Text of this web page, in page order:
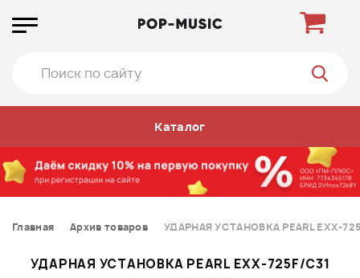
Каталог
Главная Архив товаров УДАРНАЯ УСТАНОВКА PEARL EXX-
УДАРНАЯ УСТАНОВКА PEARL EXX-725F/C31